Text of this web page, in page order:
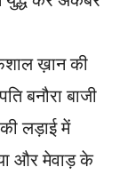
ख़ान की
बनौरा बाजी
लड़ाई में
और मेवाड़ के